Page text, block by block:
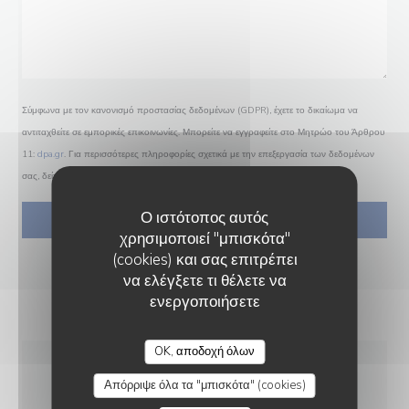
Ο ιστότοπος αυτός
χρησιμοποιεί "μπισκότα"
(cookies) και σας επιτρέπει
να ελέγξετε τι θέλετε να
ενεργοποιήσετε
OK, αποδοχή όλων
Απόρριψε όλα τα "μπισκότα" (cookies)
Σύμφωνα με τον κανονισμό προστασίας δεδομένων (GDPR), έχετε το δικαίωμα να
αντιταχθείτε σε εμπορικές επικοινωνίες. Μπορείτε να εγγραφείτε στο Μητρώο του Άρθρου
11: dpa.gr. Για περισσότερες πληροφορίες σχετικά με την επεξεργασία των δεδομένων
σας, δείτε την
ΓΕΝΙΚΈΣ ΠΛΗΡΟΦΟΡΊΕΣ